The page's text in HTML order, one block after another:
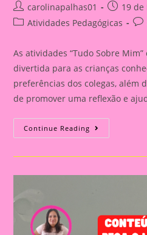
Post
author:
carolinapalhas01
Post19 de
PostAtividades Pedagógicas
As atividades “Tudo Sobre
divertida para as crianças
preferências dos colegas, além
de promover uma reflexão e
Continue Reading Atividade
Tudo
Mim